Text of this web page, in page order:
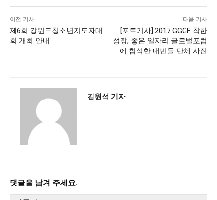
이전 기사
제6회 강원도청소년지도자대
회 개최 안내
다음 기사
[포토기사] 2017 GGGF 착한
성장, 좋은 일자리 글로벌포럼
에 참석한 내빈들 단체 사진
김원석 기자
댓글을 남겨 주세요.